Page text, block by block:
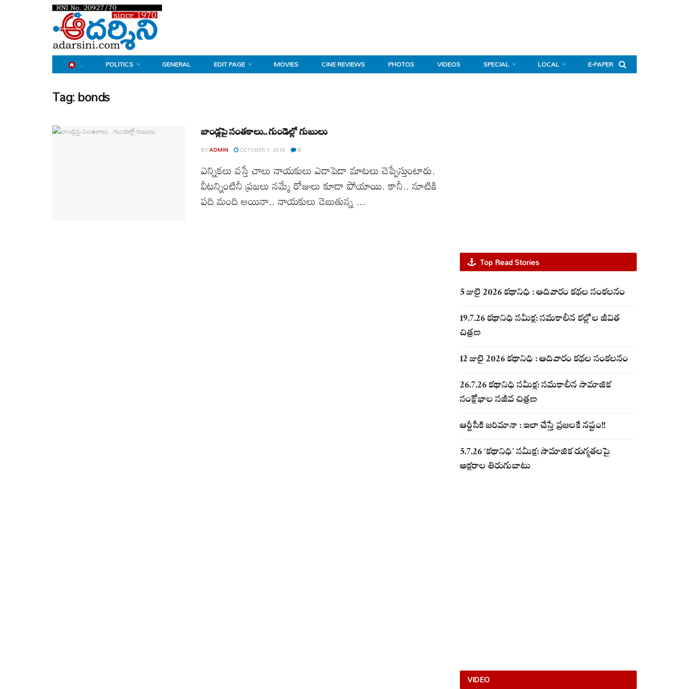
. POLITICS GENERAL EDIT PAGE MOVIES CINE REVIEWS PHOTOS VIDEOS SPECIAL LOCAL E-PAPER
Tag:bonds
బాండ్లపై సంతకాలు.. గుండెల్లో గుబులు
BY ADMIN OCTOBER 7, 2018 0
ఎన్నికలు వస్తే చాలు నాయకులు ఎడాపెడా మాటలు చెప్పేస్తుంటారు.
వీటన్నింటినీ ప్రజలు నమ్మే రోజులు కూడా పోయాయి. కానీ.. నూటికి
పది మంది అయినా.. నాయకులు చెబుతున్న ...
Top Read Stories
5 జులై 2026 కథానిధి : ఆదివారం కథల సంకలనం
19.7.26 కథానిధి సమీక్ష: సమకాలీన కల్లోల జీవిత
చిత్రణ
12 జులై 2026 కథానిధి : ఆదివారం కథల సంకలనం
26.7.26 కథానిధి సమీక్ష: సమకాలీన సామాజిక
సంక్షోభాల సజీవ చిత్రణ
ఆర్టీసీకి జరిమానా : ఇలా చేస్తే ప్రజలకే నష్టం!!
5.7.26 ‘కథానిధి’ సమీక్ష: సామాజిక రుగ్మతలపై
అక్షరాల తిరుగుబాటు
VIDEO